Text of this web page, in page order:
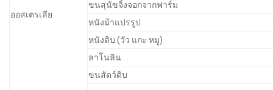
ออสเตรเลีย
ขนสุนัขจิ้งจอกจากฟาร์ม
หนังม้าแปรรูป
หนังดิบ (วัว แกะ หมู)
ลาโนลิน
ขนสัตว์ดิบ